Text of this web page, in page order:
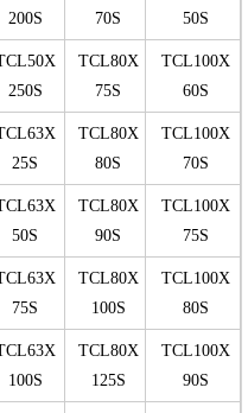
200S
70S
50S
250S
TCL80X
75S
TCL100X
60S
25S
TCL80X
80S
TCL100X
70S
50S
TCL80X
90S
TCL100X
75S
75S
TCL80X
100S
TCL100X
80S
100S
TCL80X
125S
TCL100X
90S